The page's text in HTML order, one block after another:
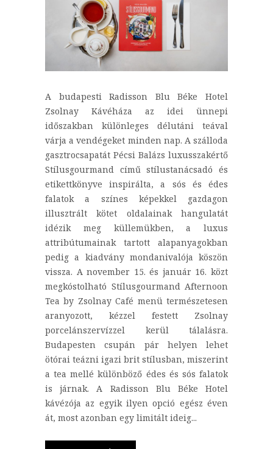
A budapesti Radisson Blu Béke Hotel
Zsolnay Kávéháza az idei ünnepi
időszakban különleges délutáni teával
várja a vendégeket minden nap. A szálloda
gasztrocsapatát Pécsi Balázs luxusszakértő
Stílusgourmand című stílustanácsadó és
etikettkönyve inspirálta, a sós és édes
falatok a színes képekkel gazdagon
illusztrált kötet oldalainak hangulatát
idézik meg küllemükben, a luxus
attribútumainak tartott alapanyagokban
pedig a kiadvány mondanivalója köszön
vissza. A november 15. és január 16. közt
megkóstolható Stílusgourmand Afternoon
Tea by Zsolnay Café menü természetesen
aranyozott, kézzel festett Zsolnay
porcelánszervízzel kerül tálalásra.
Budapesten csupán pár helyen lehet
ötórai teázni igazi brit stílusban, miszerint
a tea mellé különböző édes és sós falatok
is járnak. A Radisson Blu Béke Hotel
kávézója az egyik ilyen opció egész éven
át, most azonban egy limitált ideig...